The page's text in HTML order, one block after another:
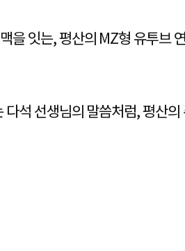
을 잇는, 평산의 MZ형 유투브
석 선생님의 말씀처럼, 평산